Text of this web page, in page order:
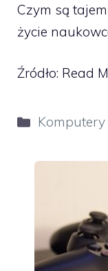
Czym są
życie
Źródło: Read
Kategorie
Komputery